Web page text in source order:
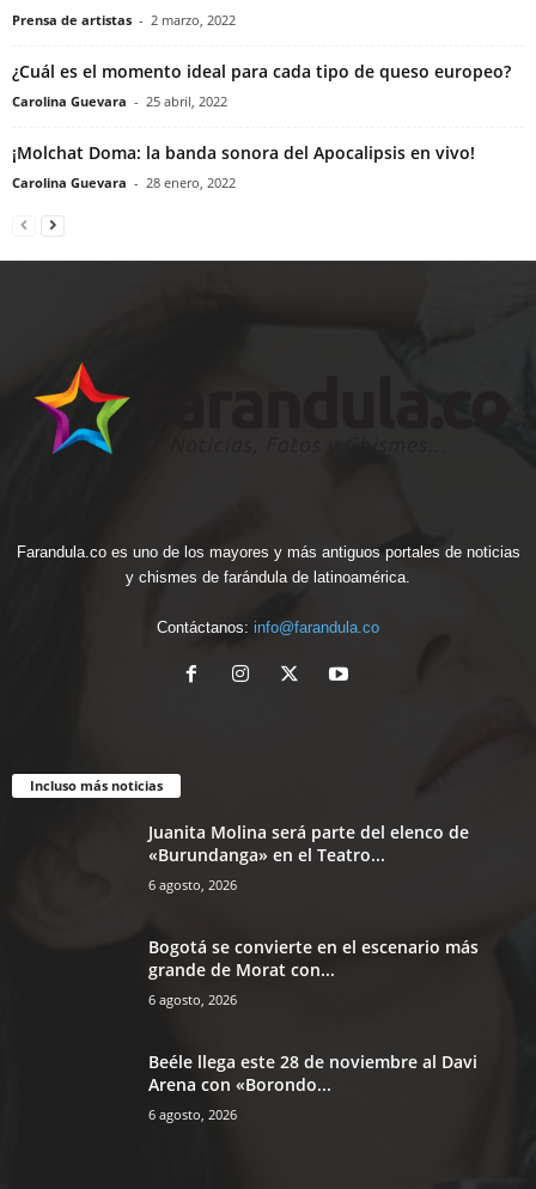
Prensa de artistas - 2 marzo, 2022
¿Cuál es el momento ideal para cada tipo de queso europeo?
Carolina Guevara - 25 abril, 2022
¡Molchat Doma: la banda sonora del Apocalipsis en vivo!
Carolina Guevara - 28 enero, 2022
Farandula.co es uno de los mayores y más antiguos portales de noticias
y chismes de farándula de latinoamérica.
Contáctanos: info@farandula.co
Incluso más noticias
Juanita Molina será parte del elenco de
«Burundanga» en el Teatro...
6 agosto, 2026
Bogotá se convierte en el escenario más
grande de Morat con...
6 agosto, 2026
Beéle llega este 28 de noviembre al Davi
Arena con «Borondo...
6 agosto, 2026